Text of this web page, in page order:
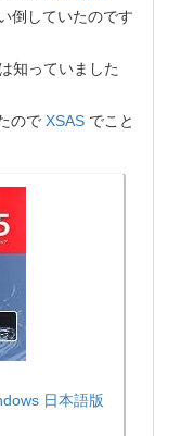
倒していたのです
知っていました
ので XSAS でこと
日本語版